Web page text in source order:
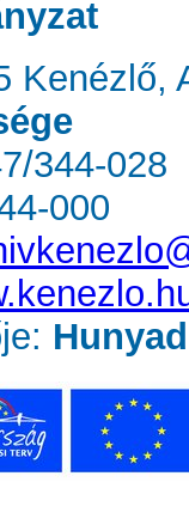
Kenézlő,
344-028
000